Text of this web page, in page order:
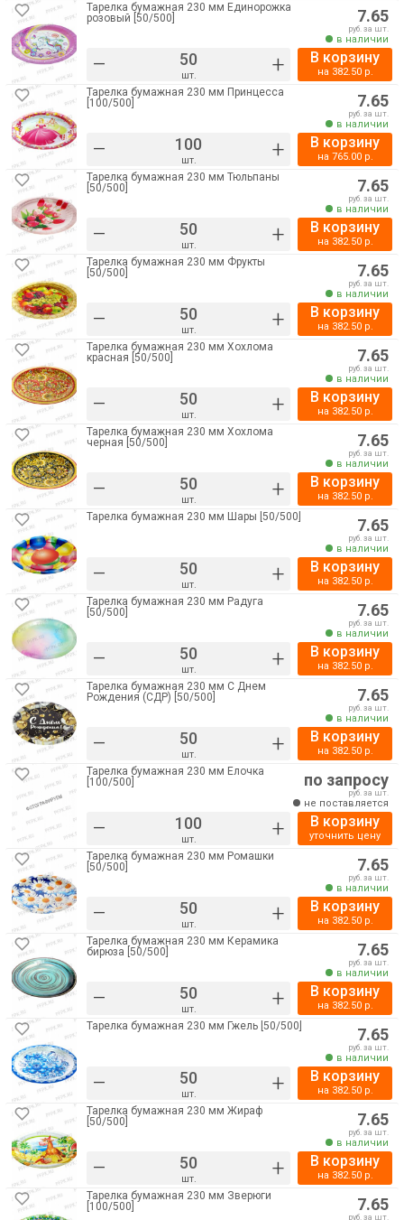
Тарелка бумажная 230 мм Единорожка
розовый [50/500]
– шт. +
7.65
руб. за шт.
в наличии
В корзину
на 382.50р.
Тарелка бумажная 230 мм Принцесса
[100/500]
– шт. +
7.65
руб. за шт.
в наличии
В корзину
на 765.00р.
Тарелка бумажная 230 мм Тюльпаны
[50/500]
– шт. +
7.65
руб. за шт.
в наличии
В корзину
на 382.50р.
Тарелка бумажная 230 мм Фрукты
[50/500]
– шт. +
7.65
руб. за шт.
в наличии
В корзину
на 382.50р.
Тарелка бумажная 230 мм Хохлома
красная [50/500]
– шт. +
7.65
руб. за шт.
в наличии
В корзину
на 382.50р.
Тарелка бумажная 230 мм Хохлома
черная [50/500]
– шт. +
7.65
руб. за шт.
в наличии
В корзину
на 382.50р.
Тарелка бумажная 230 мм Шары [50/500]
– шт. +
7.65
руб. за шт.
в наличии
В корзину
на 382.50р.
Тарелка бумажная 230 мм Радуга
[50/500]
– шт. +
7.65
руб. за шт.
в наличии
В корзину
на 382.50р.
Тарелка бумажная 230 мм С Днем
Рождения (СДР) [50/500]
– шт. +
7.65
руб. за шт.
в наличии
В корзину
на 382.50р.
Тарелка бумажная 230 мм Ёлочка
[100/500]
– шт. +
по запросу
руб. за шт.
не поставляется
В корзину
уточнить цену
Тарелка бумажная 230 мм Ромашки
[50/500]
– шт. +
7.65
руб. за шт.
в наличии
В корзину
на 382.50р.
Тарелка бумажная 230 мм Керамика
бирюза [50/500]
– шт. +
7.65
руб. за шт.
в наличии
В корзину
на 382.50р.
Тарелка бумажная 230 мм Гжель [50/500]
– шт. +
7.65
руб. за шт.
в наличии
В корзину
на 382.50р.
Тарелка бумажная 230 мм Жираф
[50/500]
– шт. +
7.65
руб. за шт.
в наличии
В корзину
на 382.50р.
Тарелка бумажная 230 мм Зверюги
[100/500]
7.65
руб. за шт.